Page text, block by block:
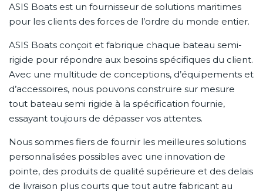
ASIS Boats est un fournisseur de solutions maritimes
pour les clients des forces de l’ordre du monde entier.
ASIS Boats conçoit et fabrique chaque bateau semi-
rigide pour répondre aux besoins spécifiques du client.
Avec une multitude de conceptions, d’équipements et
d’accessoires, nous pouvons construire sur mesure
tout bateau semi rigide à la spécification fournie,
essayant toujours de dépasser vos attentes.
Nous sommes fiers de fournir les meilleures solutions
personnalisées possibles avec une innovation de
pointe, des produits de qualité supérieure et des delais
de livraison plus courts que tout autre fabricant au